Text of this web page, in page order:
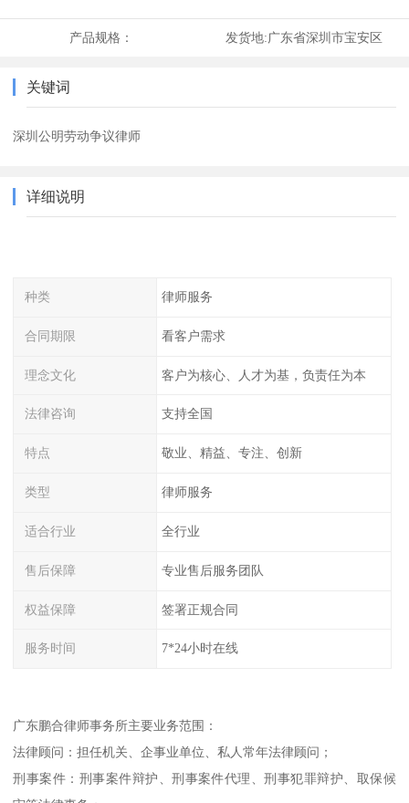
产品规格： 发货地:广东省深圳市宝安区
关键词
深圳公明劳动争议律师
详细说明
种类 律师服务
合同期限 看客户需求
理念文化 客户为核心、人才为基，负责任为本
法律咨询 支持全国
特点 敬业、精益、专注、创新
类型 律师服务
适合行业 全行业
售后保障 专业售后服务团队
权益保障 签署正规合同
服务时间 7*24小时在线
广东鹏合律师事务所主要业务范围：
法律顾问：担任机关、企事业单位、私人常年法律顾问；
刑事案件：刑事案件辩护、刑事案件代理、刑事犯罪辩护、取保候